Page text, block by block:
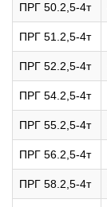
ПРГ 50.2,5-4т
ПРГ 51.2,5-4т
ПРГ 52.2,5-4т
ПРГ 54.2,5-4т
ПРГ 55.2,5-4т
ПРГ 56.2,5-4т
ПРГ 58.2,5-4т